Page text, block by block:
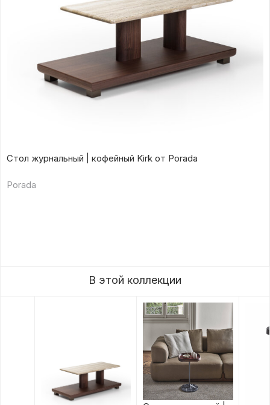
Стол журнальный | кофейный Kirk от Porada
Porada
В этой коллекции